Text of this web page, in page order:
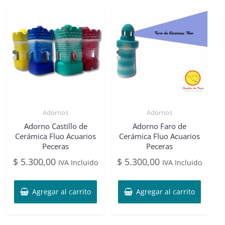
Adornos
Adorno Castillo de
Cerámica Fluo Acuarios
Peceras
$ 5.300,00 IVA Incluido
Agregar al carrito
Adornos
Adorno Faro de
Cerámica Fluo Acuarios
Peceras
$ 5.300,00 IVA Incluido
Agregar al carrito